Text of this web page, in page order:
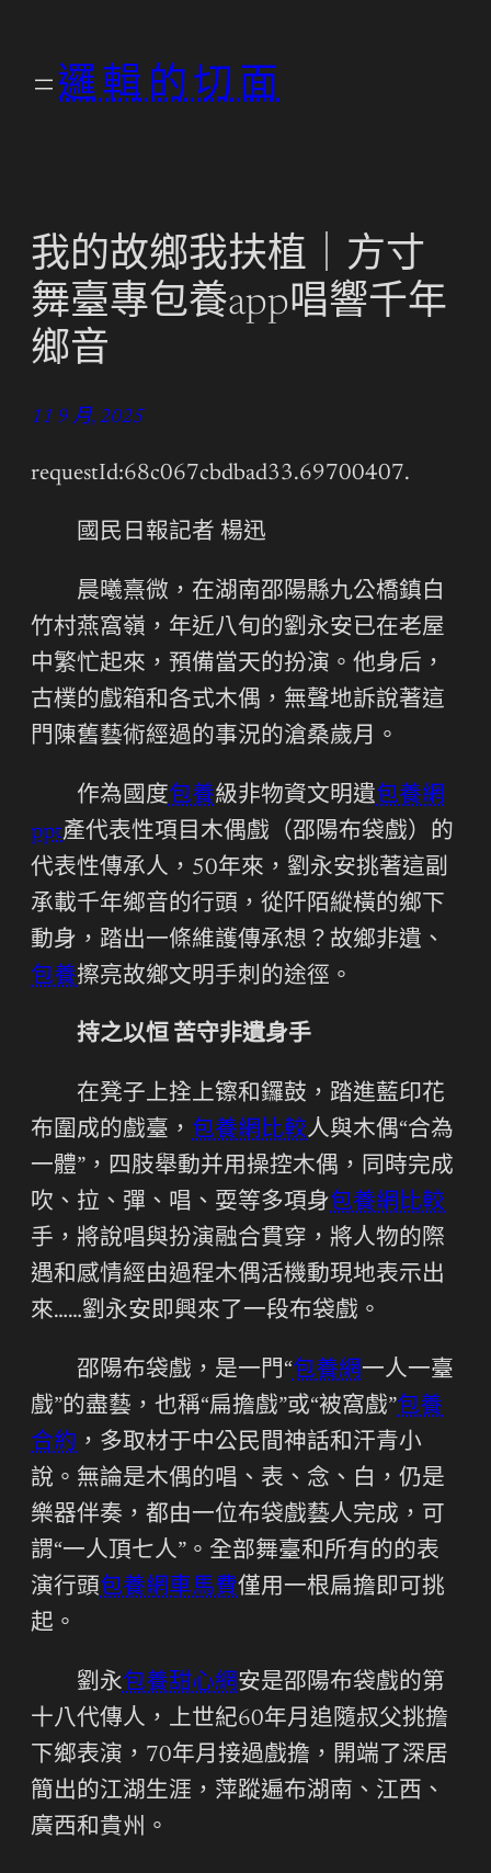
邏輯的切面
我的故鄉我扶植｜方寸
舞臺專包養app唱響千年
鄉音
11 9 月, 2025
requestId:68c067cbdbad33.69700407.
國民日報記者 楊迅
晨曦熹微，在湖南邵陽縣九公橋鎮白
竹村燕窩嶺，年近八旬的劉永安已在老屋
中繁忙起來，預備當天的扮演。他身后，
古樸的戲箱和各式木偶，無聲地訴說著這
門陳舊藝術經過的事況的滄桑歲月。
作為國度包養級非物資文明遺包養網
ppt產代表性項目木偶戲（邵陽布袋戲）的
代表性傳承人，50年來，劉永安挑著這副
承載千年鄉音的行頭，從阡陌縱橫的鄉下
動身，踏出一條維護傳承想？故鄉非遺、
包養擦亮故鄉文明手刺的途徑。
持之以恒 苦守非遺身手
在凳子上拴上镲和鑼鼓，踏進藍印花
布圍成的戲臺， 包養網比較人與木偶“合為
一體”，四肢舉動并用操控木偶，同時完成
吹、拉、彈、唱、耍等多項身包養網比較
手，將說唱與扮演融合貫穿，將人物的際
遇和感情經由過程木偶活機動現地表示出
來……劉永安即興來了一段布袋戲。
邵陽布袋戲，是一門“包養網一人一臺
戲”的盡藝，也稱“扁擔戲”或“被窩戲”包養
合約 ，多取材于中公民間神話和汗青小
說。無論是木偶的唱、表、念、白，仍是
樂器伴奏，都由一位布袋戲藝人完成，可
謂“一人頂七人”。全部舞臺和所有的的表
演行頭包養網車馬費僅用一根扁擔即可挑
起。
劉永包養甜心網安是邵陽布袋戲的第
十八代傳人，上世紀60年月追隨叔父挑擔
下鄉表演，70年月接過戲擔，開端了深居
簡出的江湖生涯，萍蹤遍布湖南、江西、
廣西和貴州。